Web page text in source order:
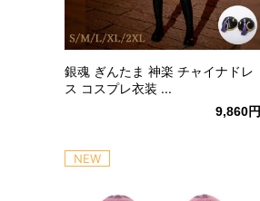
銀魂 ぎんたま 神楽 チャイナドレ
ス コスプレ衣装 ...
9,860円
NEW